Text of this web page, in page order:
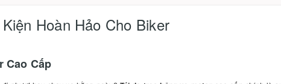
Hoàn Hảo Cho Biker
Cao Cấp